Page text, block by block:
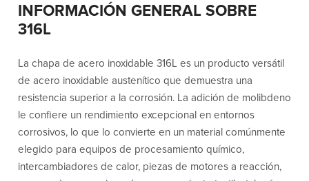
INFORMACIÓN GENERAL SOBRE
316L
La chapa de acero inoxidable 316L es un producto versátil
de acero inoxidable austenítico que demuestra una
resistencia superior a la corrosión. La adición de molibdeno
le confiere un rendimiento excepcional en entornos
corrosivos, lo que lo convierte en un material comúnmente
elegido para equipos de procesamiento químico,
intercambiadores de calor, piezas de motores a reacción,